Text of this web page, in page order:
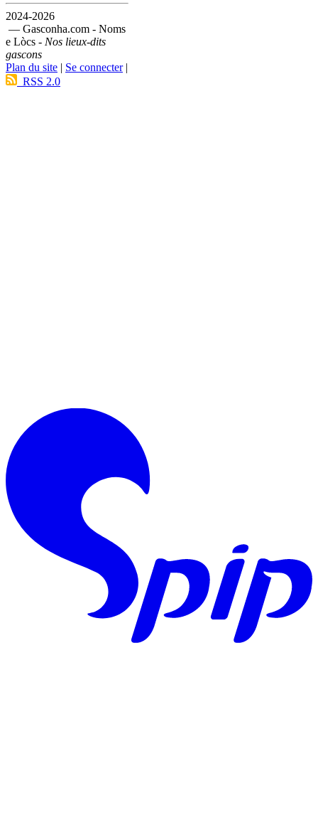
2024-2026
— Gasconha.com - Noms
e Lòcs - Nos lieux-dits
gascons
Plan du site | Se connecter|
RSS 2.0